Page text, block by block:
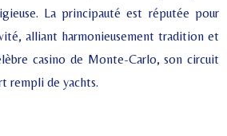
La principauté est réputée pour
alliant harmonieusement tradition et
casino de Monte-Carlo, son circuit
rempli de yachts.